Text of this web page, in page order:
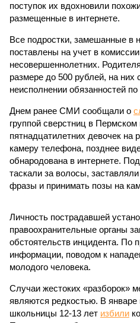
поступок их вдохновили
размещенные в интернете.
Все подростки, замешанные в
поставлены на учет в
несовершеннолетних.
размере до 500 рублей, на них
неисполнении обязанностей
Днем ранее СМИ сообщали о
группой сверстниц в
пятнадцатилетних девочек на
камеру телефона, позднее
обнародована в интернете.
таскали за волосы,
фразы и принимать позы на
Личность пострадавшей
правоохранительные органы
обстоятельств инцидента. По
информации, поводом к
молодого человека.
Случаи жестоких «разборок»
являются редкостью. В январе
школьницы 12-13 лет избили